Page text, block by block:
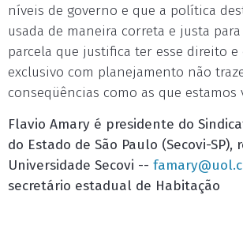
níveis de governo e que a política
usada de maneira correta e justa
parcela que justifica ter esse direito e
exclusivo com planejamento não
conseqüências como as que estamos
Flavio Amary é presidente do
do Estado de São Paulo (Secovi-SP),
Universidade Secovi --
secretário estadual de Habitação